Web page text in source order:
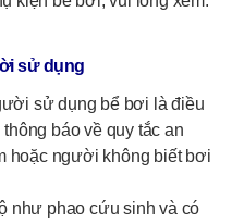
sử dụng
sử dụng bể bơi là điều
báo về quy tắc an
hoặc người không biết bơi
như phao cứu sinh và có